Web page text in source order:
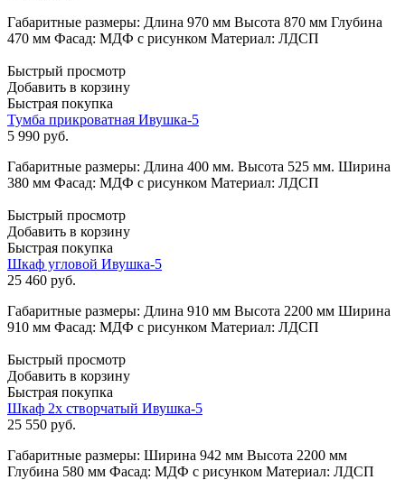
Габаритные размеры: Длина 970 мм Высота 870 мм Глубина
470 мм Фасад: МДФ с рисунком Материал: ЛДСП
Быстрый просмотр
Добавить в корзину
Быстрая покупка
Тумба прикроватная Ивушка-5
5 990 руб.
Габаритные размеры: Длина 400 мм. Высота 525 мм. Ширина
380 мм Фасад: МДФ с рисунком Материал: ЛДСП
Быстрый просмотр
Добавить в корзину
Быстрая покупка
Шкаф угловой Ивушка-5
25 460 руб.
Габаритные размеры: Длина 910 мм Высота 2200 мм Ширина
910 мм Фасад: МДФ с рисунком Материал: ЛДСП
Быстрый просмотр
Добавить в корзину
Быстрая покупка
Шкаф 2х створчатый Ивушка-5
25 550 руб.
Габаритные размеры: Ширина 942 мм Высота 2200 мм
Глубина 580 мм Фасад: МДФ с рисунком Материал: ЛДСП